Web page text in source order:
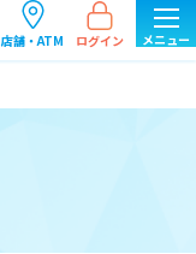
店舗・ATM ログイン